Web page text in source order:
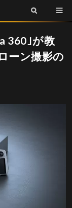
360｣が教
ーン撮影の